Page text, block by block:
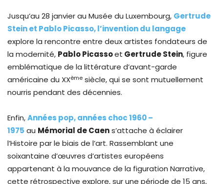
Jusqu’au 28 janvier au Musée du Luxembourg, Gertrude
Stein et Pablo Picasso, l’invention du langage
explore la rencontre entre deux artistes fondateurs de
la modernité, Pablo Picassoet Gertrude Stein, figure
emblématique de la littérature d’avant-garde
américaine du XXème siècle, qui se sont mutuellement
nourris pendant des décennies.
Enfin,Années pop, années choc 1960 –
1975 au Mémorial de Caens’attache à éclairer
l’Histoire par le biais de l’art. Rassemblant une
soixantaine d’œuvres d’artistes européens
appartenant à la mouvance de la figuration Narrative,
cette rétrospective explore, sur une période de 15 ans,